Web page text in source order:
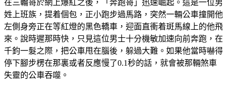
在三輪哥於網上爆紅之後，「奔跑哥」迅速崛起。這是一位男
姓上班族，提着個包，正小跑步過馬路，突然一輛公車撞開他
左側身旁正在等紅燈的黑色轎車，迎面直衝着斑馬線上的他飛
來。說時遲那時快，只見這位男士十分機敏加速向前奔跑，在
千鈞一髮之際，把公車甩在腦後，躲過大難。如果他當時嚇得
停下腳步楞在那裏或者反應慢了0.1秒的話，就會被那輛煞車
失靈的公車吞噬。